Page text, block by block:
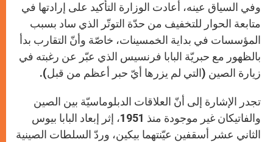
وفي السياق عينه، أعادت الوزارة التأكيد على إرادتها في
متابعة الحوار للتخفيف من حدّة التوتّر الذي ساد بسبب
المؤسسات في بداية الخمسينات، خاصّة وأنّ التقارب بدأ
بالظهور مع حبريّة البابا فرنسيس الذي عبّر عن رغبته في
زيارة الصين (التي لم يزرها أيّ حبر أعظم من قبل).
تجدر الإشارة إلى أنّ العلاقات الدبلوماسيّة بين الصين
والفاتيكان غير موجودة منذ 1951، إثر إبعاد البابا بيوس
الثاني عشر أسقفين عيّنتهما بيكين، وردّ السلطات الصينية